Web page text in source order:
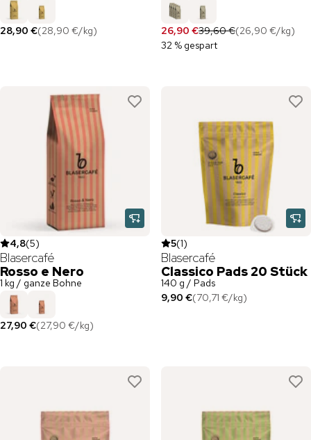
28,90 €(28,90 €/kg) 26,90 €39,60 €(26,90 €/kg)
32 % gespart
4,8(5)
Blasercafé
Rosso e Nero
1 kg / ganze Bohne
27,90 €(27,90 €/kg)
5(1)
Blasercafé
Classico Pads 20 Stück
140 g / Pads
9,90 €(70,71 €/kg)